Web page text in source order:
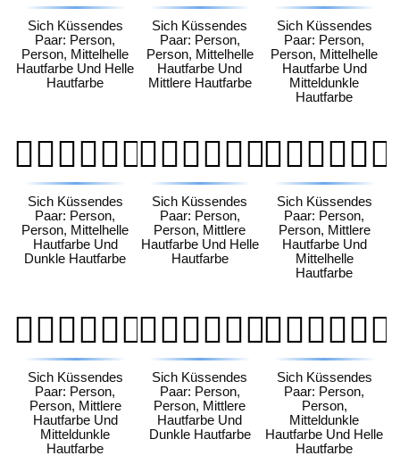
Sich Küssendes
Paar: Person,
Person, Mittelhelle
Hautfarbe Und Helle
Hautfarbe
Sich Küssendes
Paar: Person,
Person, Mittelhelle
Hautfarbe Und
Mittlere Hautfarbe
Sich Küssendes
Paar: Person,
Person, Mittelhelle
Hautfarbe Und
Mitteldunkle
Hautfarbe
🧑🏼‍❤️‍💋‍🧑🏿
Sich Küssendes
Paar: Person,
Person, Mittelhelle
Hautfarbe Und
Dunkle Hautfarbe
🧑🏽‍❤️‍💋‍🧑🏻
Sich Küssendes
Paar: Person,
Person, Mittlere
Hautfarbe Und Helle
Hautfarbe
🧑🏽‍❤️‍💋‍🧑🏼
Sich Küssendes
Paar: Person,
Person, Mittlere
Hautfarbe Und
Mittelhelle
Hautfarbe
🧑🏽‍❤️‍💋‍🧑🏾
Sich Küssendes
Paar: Person,
Person, Mittlere
Hautfarbe Und
Mitteldunkle
Hautfarbe
🧑🏽‍❤️‍💋‍🧑🏿
Sich Küssendes
Paar: Person,
Person, Mittlere
Hautfarbe Und
Dunkle Hautfarbe
🧑🏾‍❤️‍💋‍🧑🏻
Sich Küssendes
Paar: Person,
Person,
Mitteldunkle
Hautfarbe Und Helle
Hautfarbe